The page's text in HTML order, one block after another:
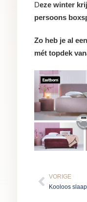
Deze winter
persoons
Zo heb je al
mét topdek
Vorige
VORIGE